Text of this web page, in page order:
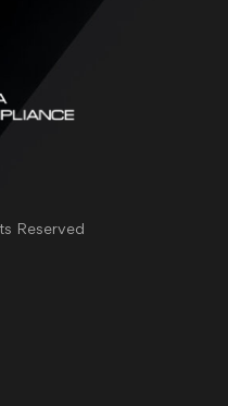
Reserved